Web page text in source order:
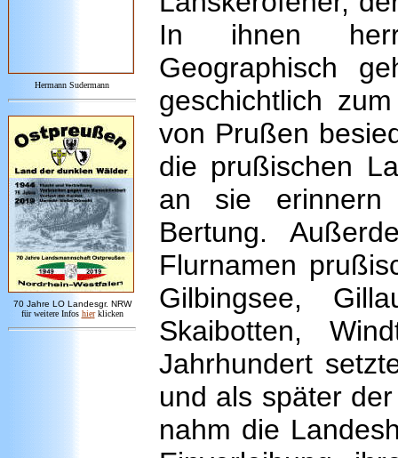
Hermann Sudermann
70 Jahre LO Landesgr. NRW
für weitere Infos hier klicken
In ihnen
Geographisch
geschichtlich
von Prußen
die prußischen
an sie erinnern
Bertung.
Flurnamen
Gilbingsee,
Skaibotten,
Jahrhundert
und als später
nahm die